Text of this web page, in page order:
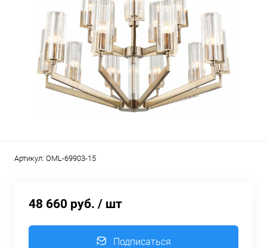
Артикул: OML-69903-15
48 660 руб. / шт
Подписаться